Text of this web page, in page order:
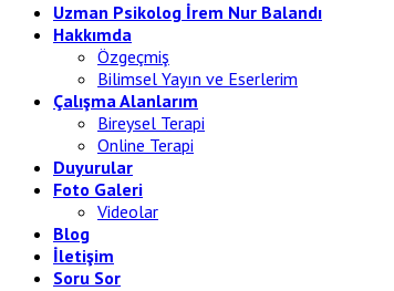
Uzman Psikolog İrem Nur Balandı
Hakkımda
Özgeçmiş
Bilimsel Yayın ve Eserlerim
Çalışma Alanlarım
Bireysel Terapi
Online Terapi
Duyurular
Foto Galeri
Videolar
Blog
İletişim
Soru Sor